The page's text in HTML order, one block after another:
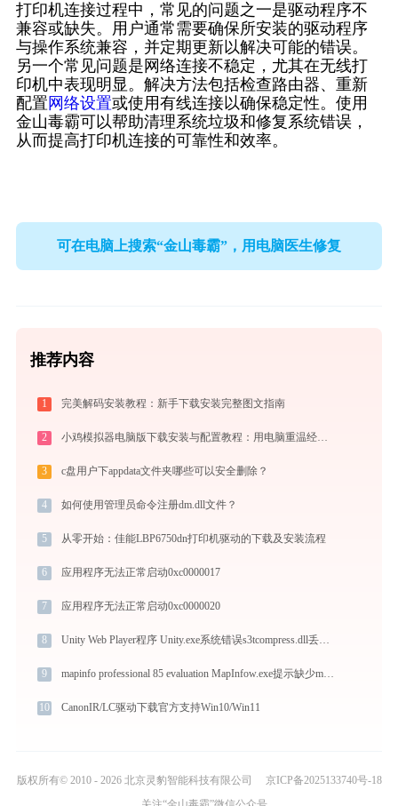
打印机连接过程中，常见的问题之一是驱动程序不
兼容或缺失。用户通常需要确保所安装的驱动程序
与操作系统兼容，并定期更新以解决可能的错误。
另一个常见问题是网络连接不稳定，尤其在无线打
印机中表现明显。解决方法包括检查路由器、重新
配置 网络设置或使用有线连接以确保稳定性。使用
金山毒霸可以帮助清理系统垃圾和修复系统错误，
从而提高打印机连接的可靠性和效率。
可在电脑上搜索“金山毒霸”，用电脑医生修复
推荐内容
1 完美解码安装教程：新手下载安装完整图文指南
2 小鸡模拟器电脑版下载安装与配置教程：用电脑重温经典街机与掌机游戏
3 c盘用户下appdata文件夹哪些可以安全删除？
4 如何使用管理员命令注册dm.dll文件？
5 从零开始：佳能LBP6750dn打印机驱动的下载及安装流程
6 应用程序无法正常启动0xc0000017
7 应用程序无法正常启动0xc0000020
8 Unity Web Player程序 Unity.exe系统错误s3tcompress.dll丢失如何解决
9 mapinfo professional 85 evaluation MapInfow.exe提示缺少msvcr100.dll文件的解决办法
10 CanonIR/LC驱动下载官方支持Win10/Win11
版权所有© 2010 - 2026 北京灵豹智能科技有限公司
京ICP备2025133740号-18